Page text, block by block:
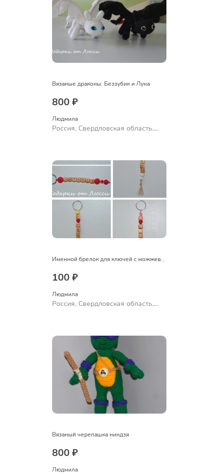
Вязаные драконы: Беззубик и Луна
800 ₽
Людмила
Россия, Свердловская область,
Именной брелок для ключей с можжевеловыми бусинами
100 ₽
Людмила
Россия, Свердловская область,
Вязаный черепашка ниндзя
800 ₽
Людмила